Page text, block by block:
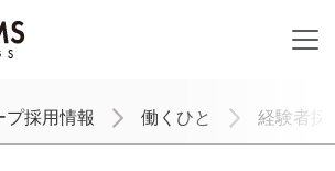
プ採用情報 働くひと 経験者採